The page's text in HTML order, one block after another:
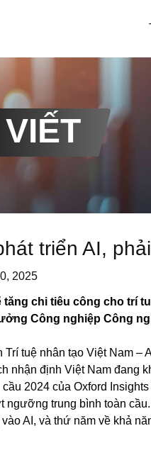
triển AI,
2025
tăng chi tiêu công cho trí
Công nghiệp Công
Trí tuệ nhân tạo Việt Nam –
nhận định Việt Nam đang
cầu 2024 của Oxford
ngưỡng trung bình toàn
AI, và thứ năm về khả